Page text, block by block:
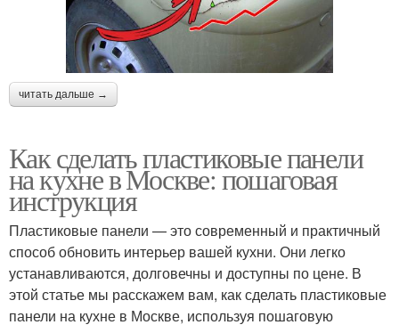
читать дальше →
Как сделать пластиковые панели
на кухне в Москве: пошаговая
инструкция
Пластиковые панели — это современный и практичный
способ обновить интерьер вашей кухни. Они легко
устанавливаются, долговечны и доступны по цене. В
этой статье мы расскажем вам, как сделать пластиковые
панели на кухне в Москве, используя пошаговую